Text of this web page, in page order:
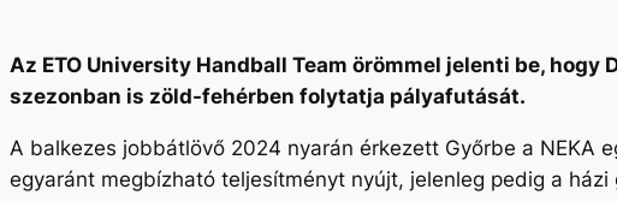
Az ETO University Handball Team örömmel jelenti be,
szezonban is zöld-fehérben folytatja pályafutását.
A balkezes jobbátlövő 2024 nyarán érkezett Győrbe a NEKA
egyaránt megbízható teljesítményt nyújt, jelenleg pedig a